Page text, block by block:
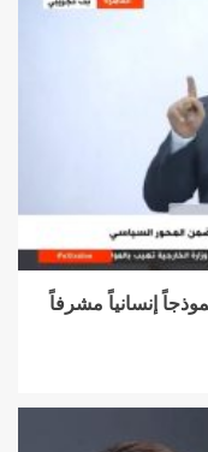
إنسانياً مشرفاً